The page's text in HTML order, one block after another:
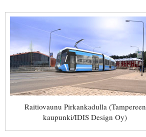
Raitiovaunu Pirkankadulla (Tampereen
kaupunki/IDIS Design Oy)